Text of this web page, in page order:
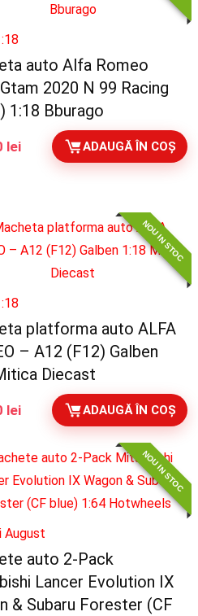
auto Alfa Romeo
2020 N 99 Racing
1:18 Bburago
lei ADAUGĂ ÎN COȘ
NOU IN STOC
platforma auto ALFA
– A12 (F12) Galben
Diecast
lei ADAUGĂ ÎN COȘ
NOU IN STOC
August
auto 2-Pack
Lancer Evolution IX
& Subaru Forester (CF